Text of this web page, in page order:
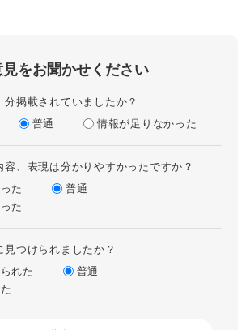
をお聞かせください
分掲載されていましたか？
普通 情報が足りなかった
容、表現は分かりやすかったですか？
た
普通
た
見つけられましたか？
れた
普通